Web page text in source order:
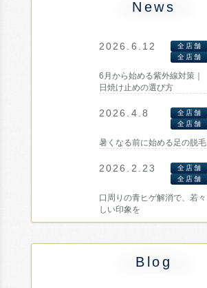
News
2026.6.12
全店舗
全店舗
6月から始める紫外線対策｜
日焼け止めの選び方
2026.4.8
全店舗
全店舗
暑くなる前に始める足の脱毛
2026.2.23
全店舗
全店舗
口周りの青ヒゲ解消で、若々
しい印象を
Blog